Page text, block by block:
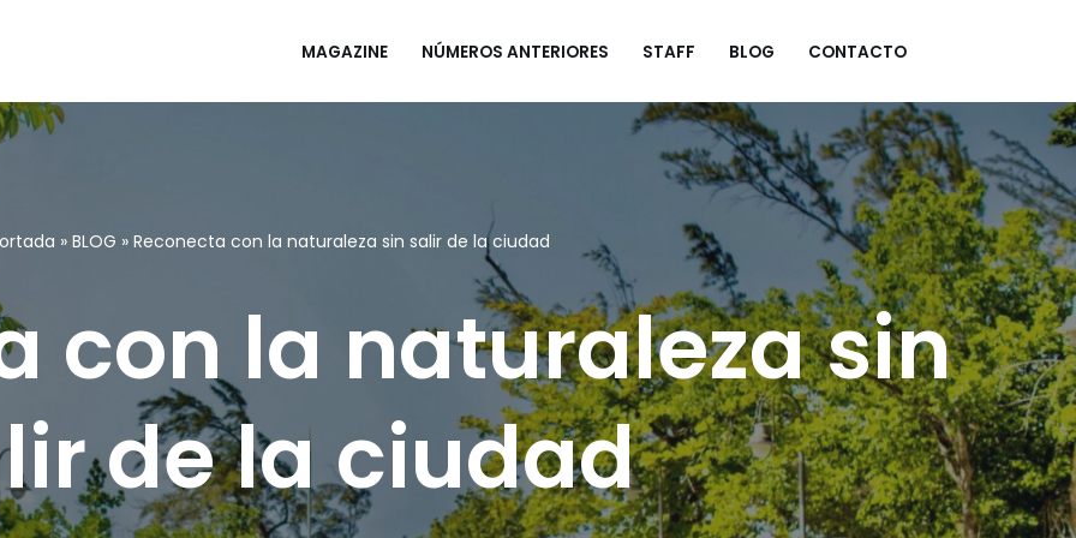
MAGAZINE NÚMEROS ANTERIORES STAFF BLOG CONTACTO
» BLOG » Reconecta con la naturaleza sin salir de la ciudad
con la naturaleza sin
de la ciudad